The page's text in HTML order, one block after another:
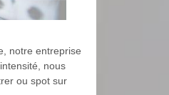
notre entreprise
nous
ou spot sur